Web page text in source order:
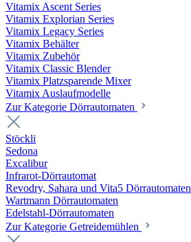
Vitamix Ascent Series
Vitamix Explorian Series
Vitamix Legacy Series
Vitamix Behälter
Vitamix Zubehör
Vitamix Classic Blender
Vitamix Platzsparende Mixer
Vitamix Auslaufmodelle
Zur Kategorie Dörrautomaten
Stöckli
Sedona
Excalibur
Infrarot-Dörrautomat
Revodry, Sahara und Vita5 Dörrautomaten
Wartmann Dörrautomaten
Edelstahl-Dörrautomaten
Zur Kategorie Getreidemühlen